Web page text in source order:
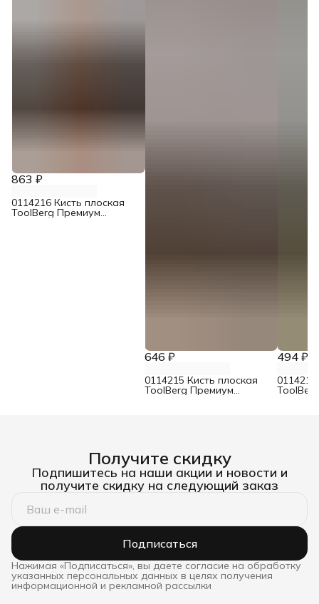
863 ₽
0114216 Кисть плоская
ToolBerg Премиум
646 ₽
0114215 Кисть плоская
ToolBerg Премиум
494 ₽
Получите скидку
Подпишитесь на наши акции и новости и
получите скидку на следующий заказ
Подписаться
Нажимая «Подписаться», вы даете согласие на обработку
указанных персональных данных в целях получения
информационной и рекламной рассылки